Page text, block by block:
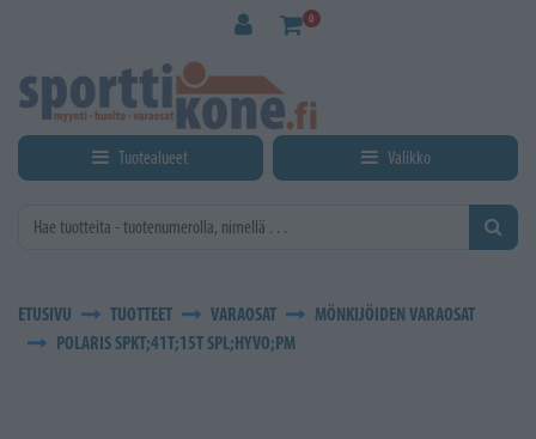
0
Tuotealueet Valikko
ETUSIVU TUOTTEET VARAOSAT
MÖNKIJÖIDEN VARAOSAT
POLARIS SPKT;41T;15T SPL;HYVO;PM